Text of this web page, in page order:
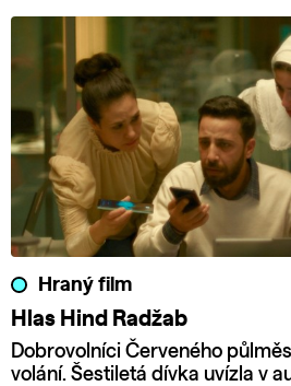
Hraný film
Hlas Hind Radžab
Dobrovolníci Červeného
volání. Šestiletá dívka uvízla v